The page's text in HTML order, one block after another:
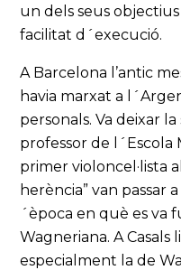
un dels seus
facilitat d´execució.
A Barcelona l’antic
havia marxat a
personals. Va deixar
professor de l´Escola
primer violoncel·lista
herència” van passar a
´època en què es va
Wagneriana. A Casals
especialment la de